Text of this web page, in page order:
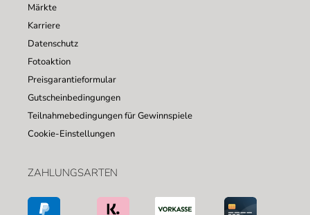
Märkte
Karriere
Datenschutz
Fotoaktion
Preisgarantieformular
Gutscheinbedingungen
Teilnahmebedingungen für Gewinnspiele
Cookie-Einstellungen
ZAHLUNGSARTEN